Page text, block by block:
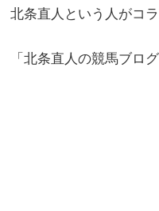
北条直人という人がコ
「北条直人の競馬ブロ